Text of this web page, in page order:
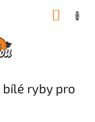
bílé ryby pro